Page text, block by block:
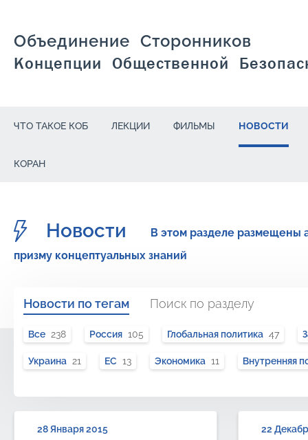
Объединение Сторонников
Концепции Общественной
ЧТО ТАКОЕ КОБ ЛЕКЦИИ ФИЛЬМЫ НОВОСТИ
КОРАН
Новости
В этом разделе размещены
призму концептуальных знаний
Новости по тегам Поиск по разделу
Все 238 Россия 105 Глобальная политика 47
Украина 21 ЕС 13 Экономика 11 Внутренняя
28 Января 2015 22